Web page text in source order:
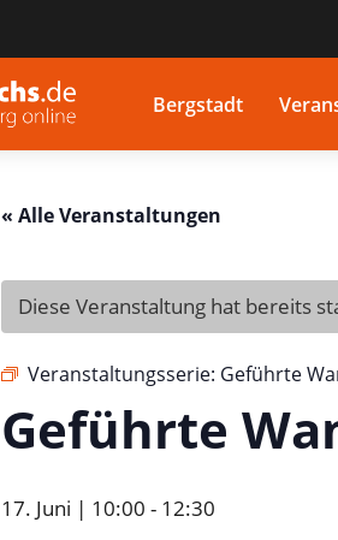
Bergstadt
« Alle Veranstaltungen
Diese Veranstaltung hat bereits
Veranstaltungsserie: Geführte
Geführte
17. Juni | 10:00 - 12:30